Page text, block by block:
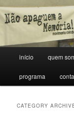
Skip
to
primary
Skip
to
secondary
Memória!
Porque sem
início quem
programa
CATEGORY